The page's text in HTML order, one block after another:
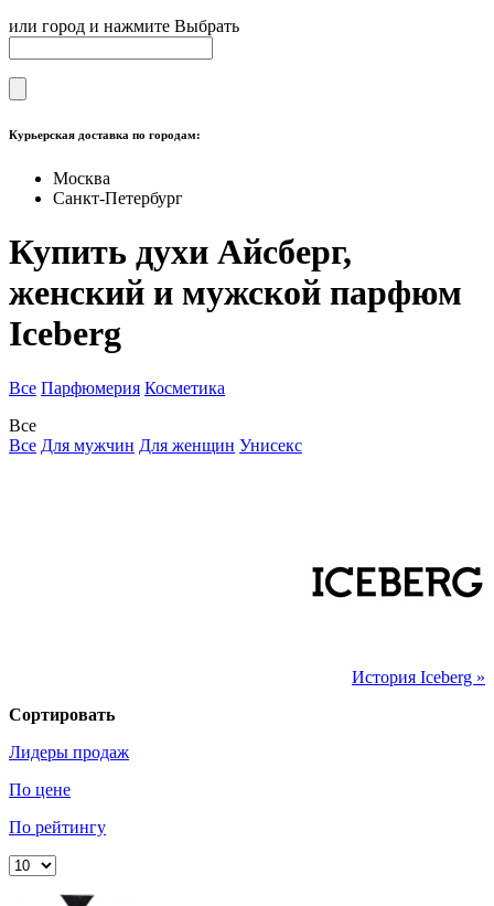
или город и нажмите Выбрать
Курьерская доставка по городам:
Москва
Санкт-Петербург
Купить духи Айсберг,
женский и мужской парфюм
Iceberg
Все Парфюмерия Косметика
Все
Все Для мужчин Для женщин Унисекс
История Iceberg »
Сортировать
Лидеры продаж
По цене
По рейтингу